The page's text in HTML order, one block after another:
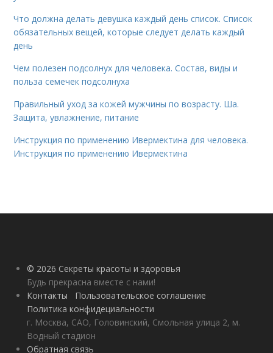
Что должна делать девушка каждый день список. Список
обязательных вещей, которые следует делать каждый
день
Чем полезен подсолнух для человека. Состав, виды и
польза семечек подсолнуха
Правильный уход за кожей мужчины по возрасту. Ша.
Защита, увлажнение, питание
Инструкция по применению Ивермектина для человека.
Инструкция по применению Ивермектина
© 2026 Секреты красоты и здоровья
Будь прекрасна вместе с нами!
Контакты
Пользовательское соглашение
Политика конфидециальности
г. Москва, САО, Головинский, Смольная улица 2, м.
Водный стадион
Обратная связь